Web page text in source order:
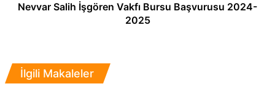
Nevvar Salih İşgören Vakfı Bursu Başvurusu 2024-
2025
İlgili Makaleler